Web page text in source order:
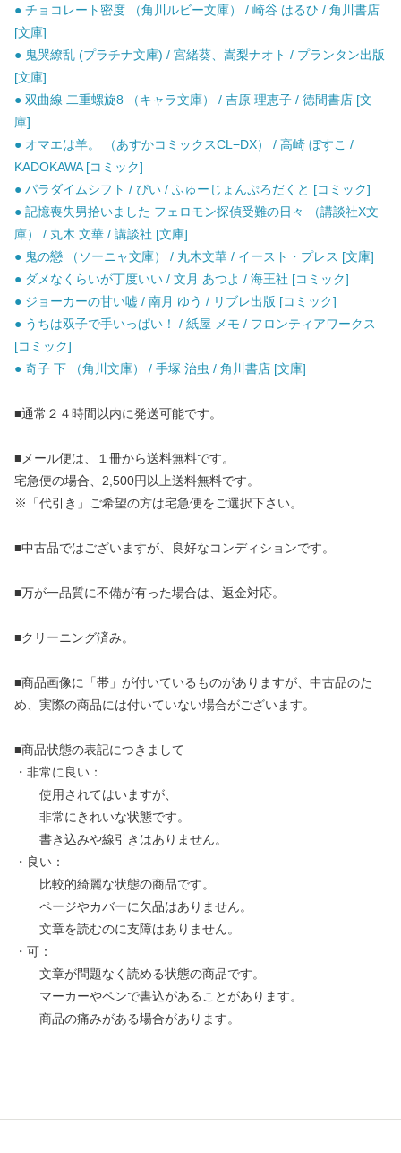
● チョコレート密度 （角川ルビー文庫） / 崎谷 はるひ / 角川書店
[文庫]
● 鬼哭繚乱 (プラチナ文庫) / 宮緒葵、嵩梨ナオト / プランタン出版
[文庫]
● 双曲線 二重螺旋8 （キャラ文庫） / 吉原 理恵子 / 徳間書店 [文
庫]
● オマエは羊。 （あすかコミックスCL−DX） / 高崎 ぼすこ /
KADOKAWA [コミック]
● パラダイムシフト / ぴい / ふゅーじょんぷろだくと [コミック]
● 記憶喪失男拾いました フェロモン探偵受難の日々 （講談社X文
庫） / 丸木 文華 / 講談社 [文庫]
● 鬼の戀 （ソーニャ文庫） / 丸木文華 / イースト・プレス [文庫]
● ダメなくらいが丁度いい / 文月 あつよ / 海王社 [コミック]
● ジョーカーの甘い嘘 / 南月 ゆう / リブレ出版 [コミック]
● うちは双子で手いっぱい！ / 紙屋 メモ / フロンティアワークス
[コミック]
● 奇子 下 （角川文庫） / 手塚 治虫 / 角川書店 [文庫]
■通常２４時間以内に発送可能です。
■メール便は、１冊から送料無料です。
宅急便の場合、2,500円以上送料無料です。
※「代引き」ご希望の方は宅急便をご選択下さい。
■中古品ではございますが、良好なコンディションです。
■万が一品質に不備が有った場合は、返金対応。
■クリーニング済み。
■商品画像に「帯」が付いているものがありますが、中古品のた
め、実際の商品には付いていない場合がございます。
■商品状態の表記につきまして
・非常に良い：
使用されてはいますが、
非常にきれいな状態です。
書き込みや線引きはありません。
・良い：
比較的綺麗な状態の商品です。
ページやカバーに欠品はありません。
文章を読むのに支障はありません。
・可：
文章が問題なく読める状態の商品です。
マーカーやペンで書込があることがあります。
商品の痛みがある場合があります。